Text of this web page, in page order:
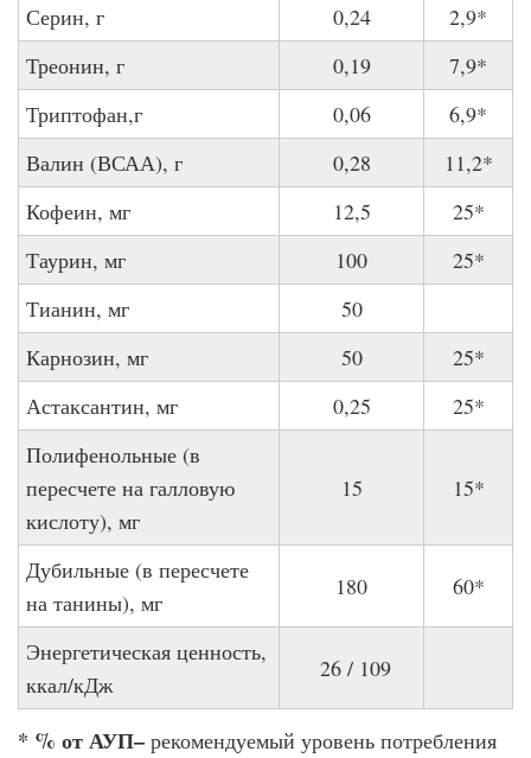
Серин, г
0,24
2,9*
Треонин, г
0,19
7,9*
Триптофан,г
0,06
6,9*
Валин (ВСАА), г
0,28
11,2*
Кофеин, мг
12,5
25*
Таурин, мг
100
25*
Тианин, мг
50
Карнозин, мг
50
25*
Астаксантин, мг
0,25
25*
Полифенольные (в
пересчете на галловую
кислоту), мг
15 15*
Дубильные (в пересчете
на танины), мг
180 60*
Энергетическая ценность,
ккал/кДж
26 / 109
* % от АУП– рекомендуемый уровень потребления